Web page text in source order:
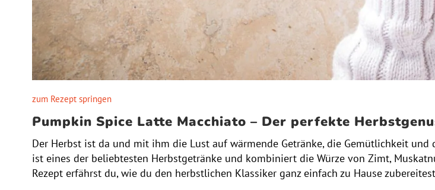
zum Rezept springen
Pumpkin Spice Latte Macchiato – Der perfekte
Der Herbst ist da und mit ihm die Lust auf wärmende Getränke, die Gemütlichkeit
ist eines der beliebtesten Herbstgetränke und kombiniert die Würze von Zimt,
Rezept erfährst du, wie du den herbstlichen Klassiker ganz einfach zu Hause